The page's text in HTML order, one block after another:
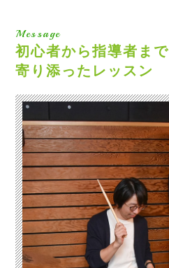
Message
初心者から指導者まで
寄り添ったレッスン